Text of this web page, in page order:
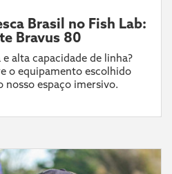
Brasil no Fish Lab:
Bravus 80
alta capacidade de linha?
o equipamento escolhido
nosso espaço imersivo.